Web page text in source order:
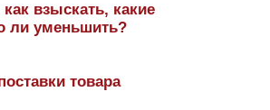
взыскать, какие
уменьшить?
товара